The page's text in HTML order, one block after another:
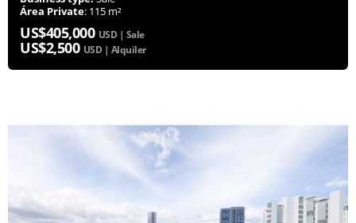
Área Private: 115 m²
US$405,000 USD | Sale
US$2,500 USD | Alquiler